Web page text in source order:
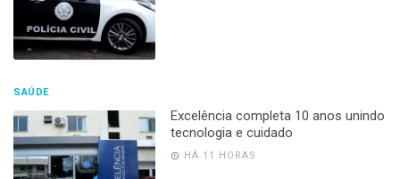
SAÚDE
Excelência completa 10 anos unindo
tecnologia e cuidado
HÁ 11 HORAS